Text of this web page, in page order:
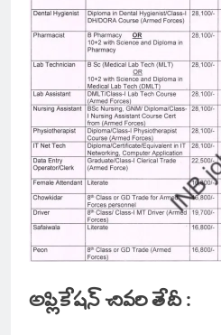
అప్లికేషన్ చివరి తేదీ :